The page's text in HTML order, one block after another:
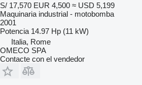
S/ 17,570 EUR 4,500 ≈ USD 5,199
Maquinaria industrial - motobomba
2001
Potencia 14.97 Hp (11 kW)
Italia, Rome
OMECO SPA
Contacte con el vendedor